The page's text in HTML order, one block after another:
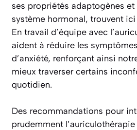
ses propriétés adaptogènes
système hormonal, trouvent
En travail d’équipe avec
aident à réduire les
d’anxiété, renforçant ainsi
mieux traverser certains
quotidien.
Des recommandations pour
prudemment